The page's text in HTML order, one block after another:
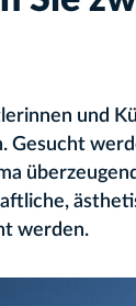
und
Gesucht
werden.